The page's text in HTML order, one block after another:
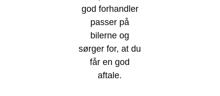
god forhandler
passer på
bilerne og
sørger for, at du
får en god
aftale.